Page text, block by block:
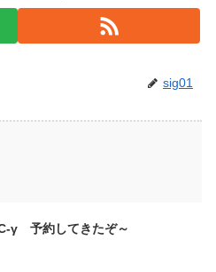
sig01
γ 予約してきたぞ～